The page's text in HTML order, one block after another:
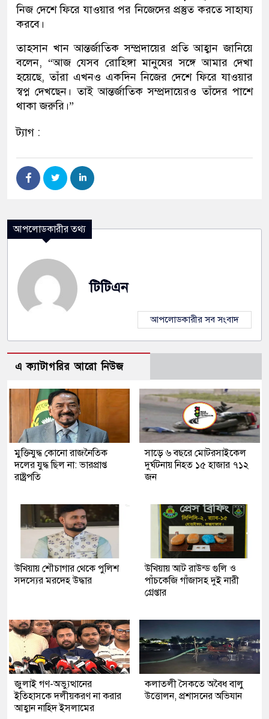
নিজ দেশে ফিরে যাওয়ার পর নিজেদের প্রস্তুত করতে সাহায্য
করবে।
​তাহসান খান আন্তর্জাতিক সম্প্রদায়ের প্রতি আহ্বান জানিয়ে
বলেন, “আজ যেসব রোহিঙ্গা মানুষের সঙ্গে আমার দেখা
হয়েছে, তাঁরা এখনও একদিন নিজের দেশে ফিরে যাওয়ার
স্বপ্ন দেখছেন। তাই আন্তর্জাতিক সম্প্রদায়েরও তাঁদের পাশে
থাকা জরুরি।”
ট্যাগ :
আপলোডকারীর তথ্য
টিটিএন
আপলোডকারীর সব সংবাদ
এ ক্যাটাগরির আরো নিউজ
মুক্তিযুদ্ধ কোনো রাজনৈতিক
দলের যুদ্ধ ছিল না: ভারপ্রাপ্ত
রাষ্ট্রপতি
সাড়ে ৬ বছরে মোটরসাইকেল
দুর্ঘটনায় নিহত ১৫ হাজার ৭১২
জন
উখিয়ায় শৌচাগার থেকে পুলিশ
সদস্যের মরদেহ উদ্ধার
উখিয়ায় আট রাউন্ড গুলি ও
পাঁচকেজি গাঁজাসহ দুই নারী
গ্রেপ্তার
জুলাই গণ-অভ্যুত্থানের
ইতিহাসকে দলীয়করণ না করার
আহ্বান নাহিদ ইসলামের
কলাতলী সৈকতে অবৈধ বালু
উত্তোলন, প্রশাসনের অভিযান